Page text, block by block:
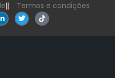
Termos e condições
L
i
n
T
w
i
T
i
k